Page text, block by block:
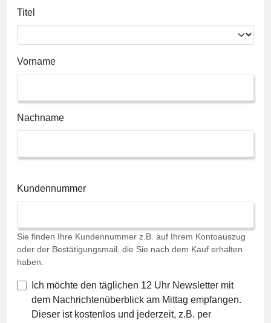
Titel
Vorname
Nachname
Kundennummer
Sie finden Ihre Kundennummer z.B. auf Ihrem Kontoauszug
oder der Bestätigungsmail, die Sie nach dem Kauf erhalten
haben.
Ich möchte den täglichen 12 Uhr Newsletter mit
dem Nachrichtenüberblick am Mittag empfangen.
Dieser ist kostenlos und jederzeit, z.B. per